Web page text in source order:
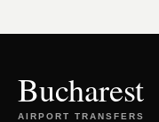
Bucharest
AIRPORT TRANSFERS